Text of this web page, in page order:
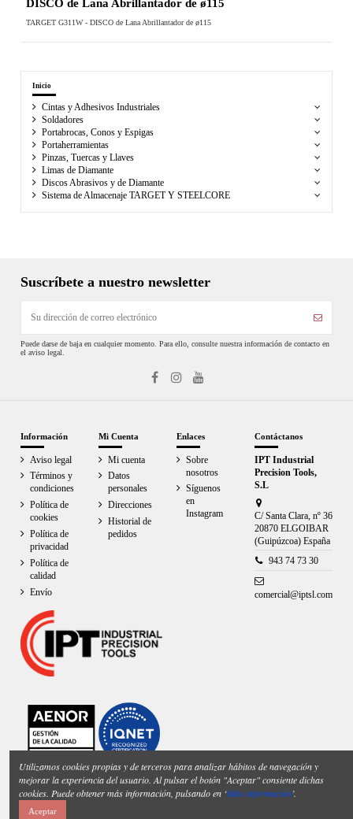
DISCO de Lana Abrillantador de ø115
TARGET G311W - DISCO de Lana Abrillantador de ø115
Inicio
Cintas y Adhesivos Industriales
Soldadores
Portabrocas, Conos y Espigas
Portaherramientas
Pinzas, Tuercas y Llaves
Limas de Diamante
Discos Abrasivos y de Diamante
Sistema de Almacenaje TARGET Y STEELCORE
Suscríbete a nuestro newsletter
Puede darse de baja en cualquier momento. Para ello, consulte nuestra información de contacto en
el aviso legal.
Información
Aviso legal
Términos y
condiciones
Política de
cookies
Política de
privacidad
Política de
calidad
Envío
Mi Cuenta
Mi cuenta
Datos
personales
Direcciones
Historial de
pedidos
Enlaces
Sobre
nosotros
Síguenos
en
Instagram
Contáctanos
IPT Industrial
Precision Tools,
S.L
C/ Santa Clara, nº 36
20870 ELGOIBAR
(Guipúzcoa) España
943 74 73 30
comercial@iptsl.com
Utilizamos cookies propias y de terceros para analizar hábitos de navegación y
mejorar la experiencia del usuario. Al pulsar el botón "Aceptar" consiente dichas
cookies. Puede obtener más información, pulsando en ‘Más información’.
Aceptar